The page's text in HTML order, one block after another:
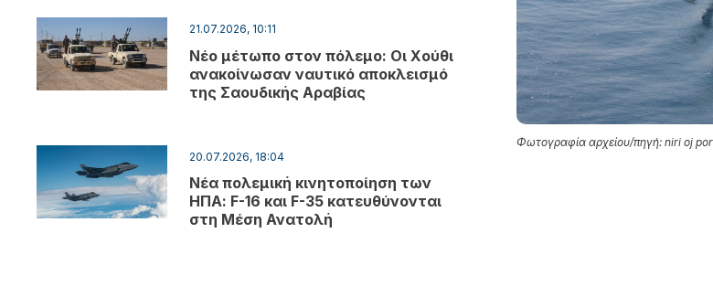
21.07.2026, 10:11
Νέο μέτωπο στον πόλεμο: Οι Χούθι
ανακοίνωσαν ναυτικό αποκλεισμό
της Σαουδικής Αραβίας
20.07.2026, 18:04
Νέα πολεμική κινητοποίηση των
ΗΠΑ: F-16 και F-35 κατευθύνονται
στη Μέση Ανατολή
Φωτογραφία αρχείου/πηγή: niri oj